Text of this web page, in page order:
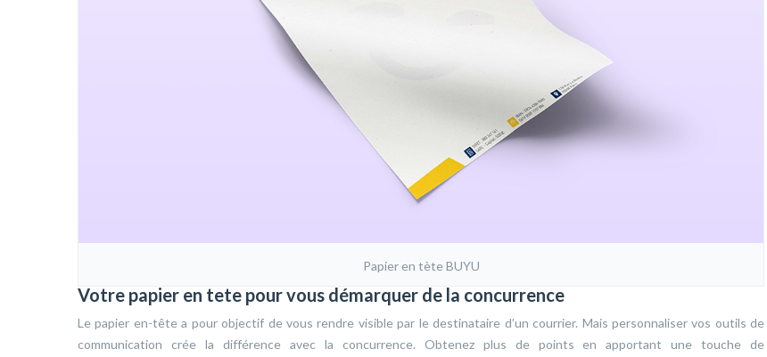
Papier en tète BUYU
Votre papier en tete pour vous démarquer de la concurrence
Le papier en-tête a pour objectif de vous rendre visible par le destinataire d’un courrier. Mais personnaliser vos outils de
communication crée la différence avec la concurrence. Obtenez plus de points en apportant une touche de